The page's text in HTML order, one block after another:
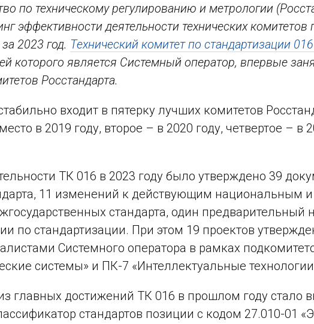
по техническому регулированию и метрологии
эффективности деятельности технических комитетов
2023 год. Технический комитет по стандартизации
которого является Системный оператор, впервые
Росстандарта.
входит в пятерку лучших комитетов
в 2019 году, второе – в 2020 году, четвертое – в
ТК 016 в 2023 году было утверждено 39
11 изменений к действующим национальным
стандарта, один предварительный
по стандартизации. При этом 19 проектов
Системного оператора в рамках
системы» и ПК-7 «Интеллектуальные
главных достижений ТК 016 в прошлом году стало
стандартов позиции с кодом 27.010-01